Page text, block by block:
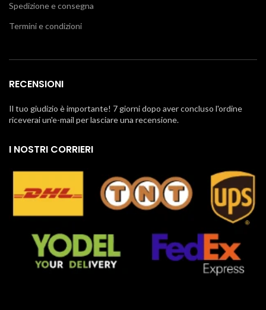
Spedizione e consegna
Termini e condizioni
RECENSIONI
Il tuo giudizio è importante! 7 giorni dopo aver concluso l'ordine
riceverai un'e-mail per lasciare una recensione.
I NOSTRI CORRIERI